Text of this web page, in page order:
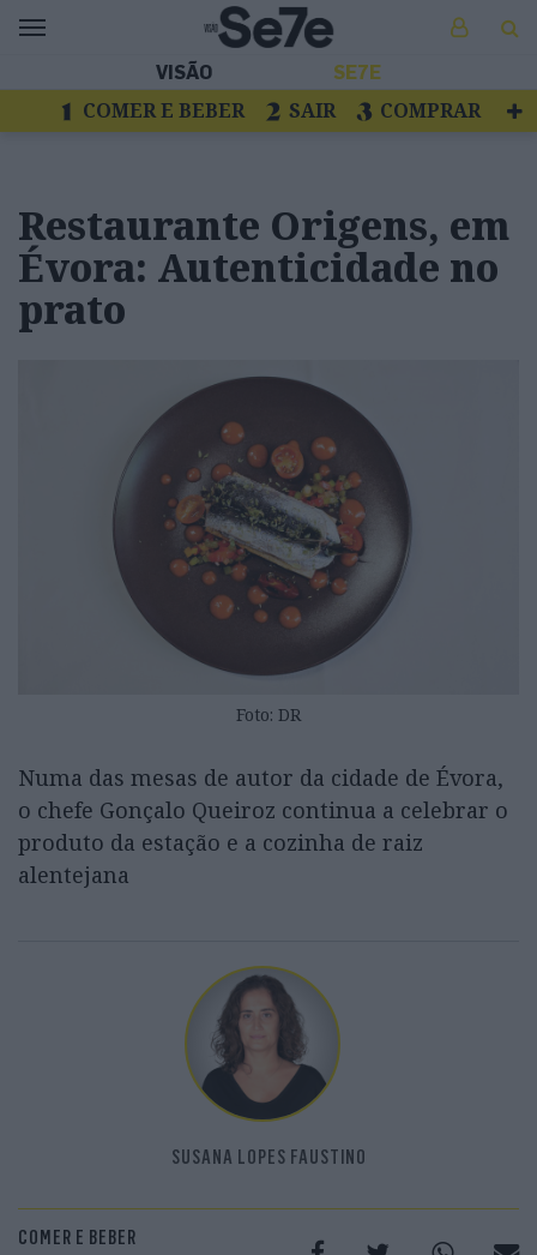
VISÃO SE7E
COMER E BEBER SAIR
COMPRAR
Restaurante Origens, em
Évora: Autenticidade no
prato
Foto: DR
Numa das mesas de autor da cidade de Évora,
o chefe Gonçalo Queiroz continua a celebrar o
produto da estação e a cozinha de raiz
alentejana
SUSANA LOPES FAUSTINO
COMER E BEBER